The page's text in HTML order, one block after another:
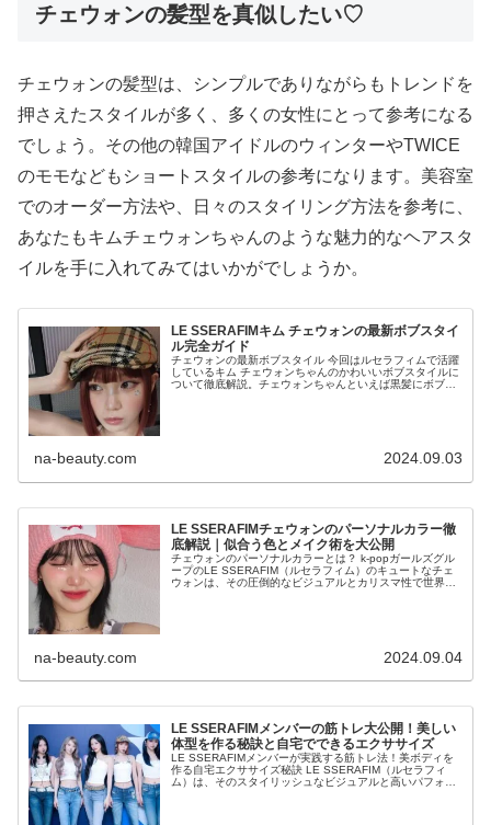
チェウォンの髪型を真似したい♡
チェウォンの髪型は、シンプルでありながらもトレンドを
押さえたスタイルが多く、多くの女性にとって参考になる
でしょう。その他の韓国アイドルのウィンターやTWICE
のモモなどもショートスタイルの参考になります。美容室
でのオーダー方法や、日々のスタイリング方法を参考に、
あなたもキムチェウォンちゃんのような魅力的なヘアスタ
イルを手に入れてみてはいかがでしょうか。
LE SSERAFIMキム チェウォンの最新ボブスタイ
ル完全ガイド
チェウォンの最新ボブスタイル 今回はルセラフィムで活躍
しているキム チェウォンちゃんのかわいいボブスタイルに
ついて徹底解説。チェウォンちゃんといえば黒髪にボブス
na-beauty.com 2024.09.03
LE SSERAFIMチェウォンのパーソナルカラー徹
底解説｜似合う色とメイク術を大公開
チェウォンのパーソナルカラーとは？ k-popガールズグル
ープのLE SSERAFIM（ルセラフィム）のキュートなチェ
ウォンは、その圧倒的なビジュアルとカリスマ性で世界中
na-beauty.com 2024.09.04
LE SSERAFIMメンバーの筋トレ大公開！美しい
体型を作る秘訣と自宅でできるエクササイズ
LE SSERAFIMメンバーが実践する筋トレ法！美ボディを
作る自宅エクササイズ秘訣 LE SSERAFIM（ルセラフィ
ム）は、そのスタイリッシュなビジュアルと高いパフォー